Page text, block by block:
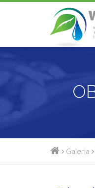
Galeria